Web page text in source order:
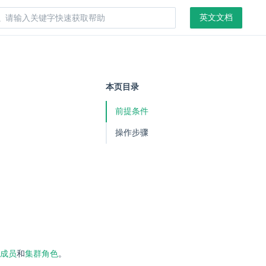
英文文档
员和集群角色。
本页目录
前提条件
操作步骤